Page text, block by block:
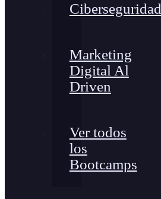
Ciberseguridad
Marketing
Digital Al
Driven
Ver todos
los
Bootcamps